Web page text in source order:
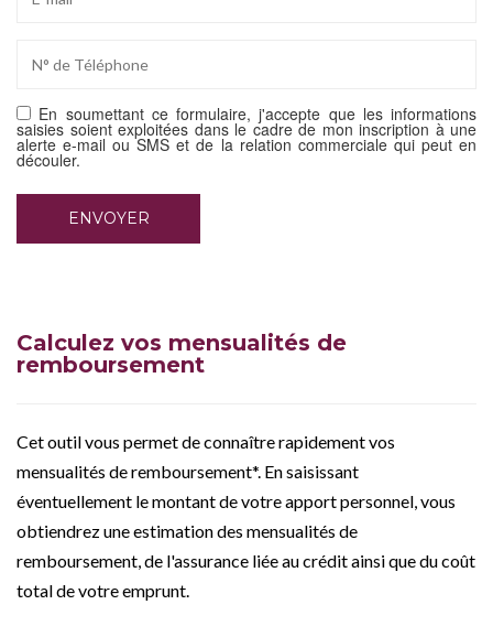
En soumettant ce formulaire, j'accepte que les informations
saisies soient exploitées dans le cadre de mon inscription à une
alerte e-mail ou SMS et de la relation commerciale qui peut en
découler.
Calculez vos mensualités de
remboursement
Cet outil vous permet de connaître rapidement vos
mensualités de remboursement*. En saisissant
éventuellement le montant de votre apport personnel, vous
obtiendrez une estimation des mensualités de
remboursement, de l'assurance liée au crédit ainsi que du coût
total de votre emprunt.